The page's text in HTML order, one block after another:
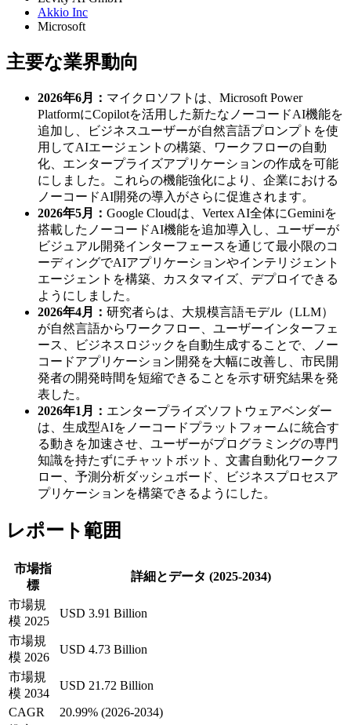
Akkio Inc
Microsoft
主要な業界動向
2026年6月： マイクロソフトは、Microsoft Power
PlatformにCopilotを活用した新たなノーコードAI機能を
追加し、ビジネスユーザーが自然言語プロンプトを使
用してAIエージェントの構築、ワークフローの自動
化、エンタープライズアプリケーションの作成を可能
にしました。これらの機能強化により、企業における
ノーコードAI開発の導入がさらに促進されます。
2026年5月： Google Cloudは、Vertex AI全体にGeminiを
搭載したノーコードAI機能を追加導入し、ユーザーが
ビジュアル開発インターフェースを通じて最小限のコ
ーディングでAIアプリケーションやインテリジェント
エージェントを構築、カスタマイズ、デプロイできる
ようにしました。
2026年4月： 研究者らは、大規模言語モデル（LLM）
が自然言語からワークフロー、ユーザーインターフェ
ース、ビジネスロジックを自動生成することで、ノー
コードアプリケーション開発を大幅に改善し、市民開
発者の開発時間を短縮できることを示す研究結果を発
表した。
2026年1月： エンタープライズソフトウェアベンダー
は、生成型AIをノーコードプラットフォームに統合す
る動きを加速させ、ユーザーがプログラミングの専門
知識を持たずにチャットボット、文書自動化ワークフ
ロー、予測分析ダッシュボード、ビジネスプロセスア
プリケーションを構築できるようにした。
レポート範囲
市場指
標
詳細とデータ (2025-2034)
市場規
模 2025
USD 3.91 Billion
市場規
模 2026
USD 4.73 Billion
市場規
模 2034
USD 21.72 Billion
CAGR
20.99% (2026-2034)